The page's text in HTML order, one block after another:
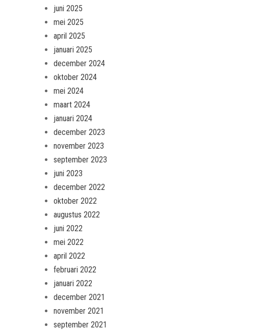
juni 2025
mei 2025
april 2025
januari 2025
december 2024
oktober 2024
mei 2024
maart 2024
januari 2024
december 2023
november 2023
september 2023
juni 2023
december 2022
oktober 2022
augustus 2022
juni 2022
mei 2022
april 2022
februari 2022
januari 2022
december 2021
november 2021
september 2021